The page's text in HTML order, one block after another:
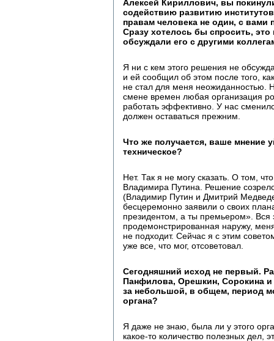
Алексей Кириллович, вы
содействию развитию
правам человека не один, с вами
Сразу хотелось бы спросить,
обсуждали его с другими
Я ни с кем этого решения не
и ей сообщил об этом после того,
не стал для меня неожиданностью.
смене времен любая организация
работать эффективно. У нас
должен оставаться прежним.
Что же получается, ваше мнение
техническое?
Нет. Так я не могу сказать. О том,
Владимира Путина. Решение
(Владимир Путин и Дмитрий
бесцеремонно заявили о своих
президентом, а ты премьером». Вся
продемонстрированная наружу,
не подходит. Сейчас я с этим
уже все, что мог, отсоветовал.
Сегодняшний исход не первый.
Панфилова, Орешкин, Сорокина и
за небольшой, в общем, период
органа?
Я даже не знаю, была ли у этого
какое-то количество полезных дел,